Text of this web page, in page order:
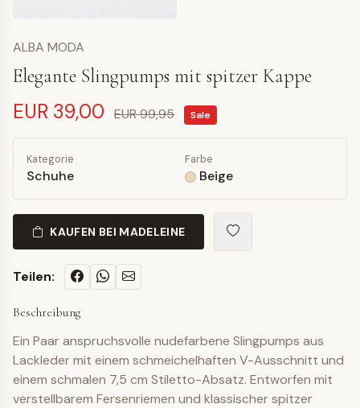
ALBA MODA
Elegante Slingpumps mit spitzer Kappe
EUR 39,00 EUR 99,95 Sale
Kategorie
Schuhe
Farbe
Beige
KAUFEN BEI MADELEINE
Teilen:
Beschreibung
Ein Paar anspruchsvolle nudefarbene Slingpumps aus
Lackleder mit einem schmeichelhaften V-Ausschnitt und
einem schmalen 7,5 cm Stiletto-Absatz. Entworfen mit
verstellbarem Fersenriemen und klassischer spitzer